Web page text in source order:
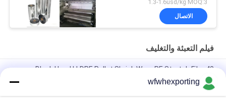
1.3-1.6usd/kg MOQ:3
الاتصال
فيلم التعبئة والتغليف
Black Hand LLDPE Pallet Shrink Wrap PE Stretch Film 40
ميكرون
23mic LLDPE امتداد الفيلم عالية الشد استطالة 400-600 آلة تمتد
wfwhexporting